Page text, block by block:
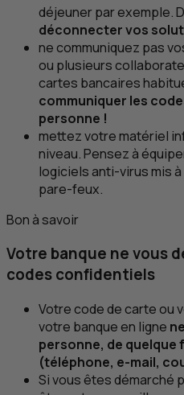
déjeuner par exemple.
déconnecter vos
ne communiquez pas
ou plusieurs
cartes bancaires
communiquer les
personne !
mettez votre matériel
niveau. Pensez à
logiciels anti-virus mis
pare-feux.
Bon à savoir
Votre banque ne vous
codes confidentiels
Votre code de carte ou
votre banque en ligne
personne, de quelque
(téléphone, e-mail,
Si vous êtes démarché